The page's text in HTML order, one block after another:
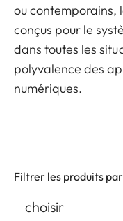
ou contemporains,
conçus pour le
dans toutes les
polyvalence des
numériques.
Filtrer les produits